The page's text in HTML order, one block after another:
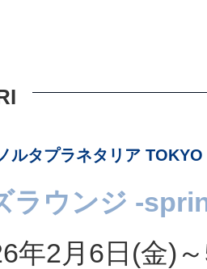
ルタプラネタリア TOKYO
ラウンジ -
年2月6日(金)